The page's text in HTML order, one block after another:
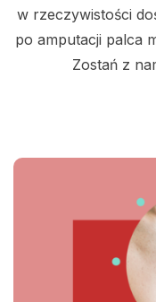
w rzeczywistości
po amputacji palca
Zostań z